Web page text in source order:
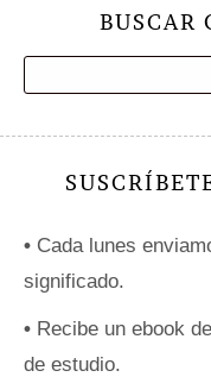
BUSCAR
• Cada lunes
significado.
• Recibe un ebook
de estudio.